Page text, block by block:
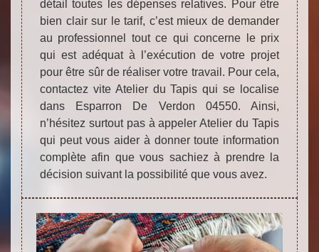
détail toutes les dépenses relatives. Pour être
bien clair sur le tarif, c’est mieux de demander
au professionnel tout ce qui concerne le prix
qui est adéquat à l’exécution de votre projet
pour être sûr de réaliser votre travail. Pour cela,
contactez vite Atelier du Tapis qui se localise
dans Esparron De Verdon 04550. Ainsi,
n’hésitez surtout pas à appeler Atelier du Tapis
qui peut vous aider à donner toute information
complète afin que vous sachiez à prendre la
décision suivant la possibilité que vous avez.